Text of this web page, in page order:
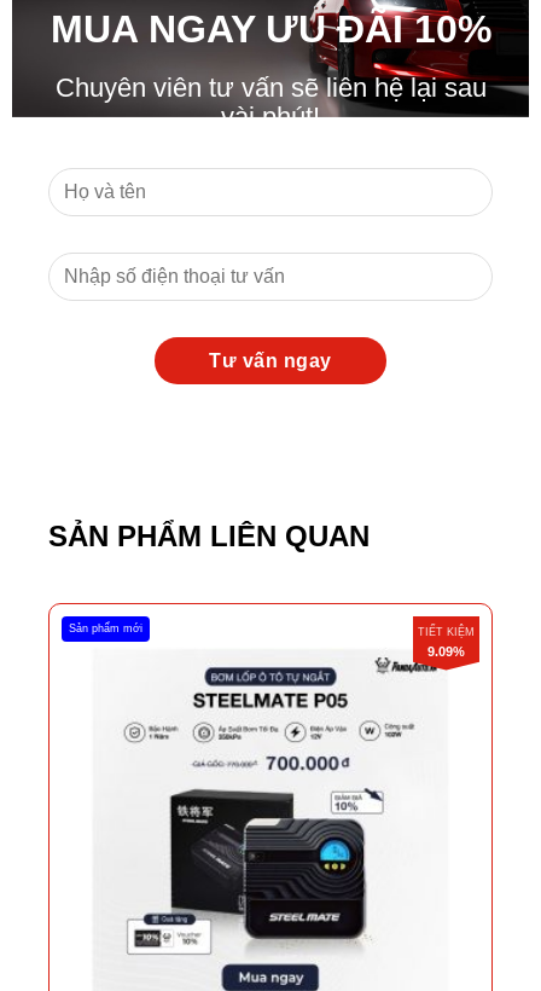
MUA NGAY ƯU ĐÃI10%
Chuyên viên tư vấn sẽ liên hệ lại sau
vài phút!
SẢN PHẨM LIÊN QUAN
Sản phẩm mới TIẾT KIỆM
9.09%